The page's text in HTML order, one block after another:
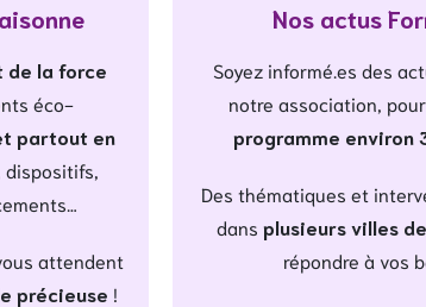
de la force
éco-
partout en
attendent
précieuse !
Nos actus
Soyez informé.es des
notre association,
programme environ
Des thématiques et
dans plusieurs villes
répondre à vos